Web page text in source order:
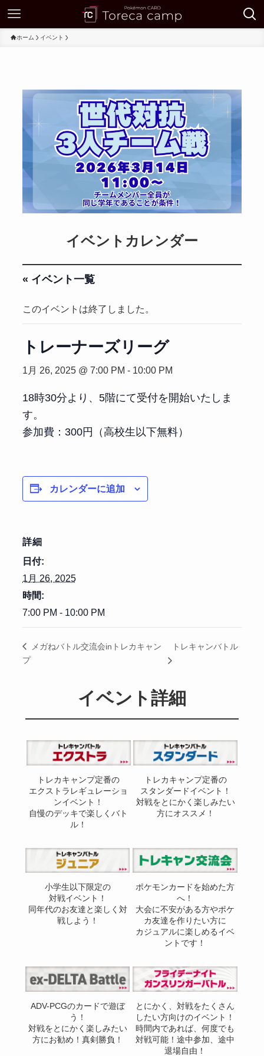
ホーム イベント
イベントカレンダー
« イベント一覧
このイベントは終了しました。
トレーナーズリーグ
1月 26, 2025 @ 7:00 PM - 10:00 PM
18時30分より、5階にて受付を開始いたしま
す。
参加費：300円（高校生以下無料）
カレンダーに追加
詳細
日付:
1月 26, 2025
時間:
7:00 PM - 10:00 PM
メガねバトル交流会inトレカキャン
プ
トレキャンバトル
イベント詳細
トレカキャンプ定番の
エクストラレギュレーショ
ンイベント！
自慢のデッキで楽しくバト
ル！
トレカキャンプ定番の
スタンダードイベント！
対戦をとにかく楽しみたい
方にオススメ！
小学生以下限定の
対戦イベント！
同年代のお友達と楽しく対
戦しよう！
ポケモンカードを始めた方
へ！
大会に不安がある方やポケ
カ友達を作りたい方に
カジュアルに楽しめるイベ
ントです！
ADV-PCGのカードで遊ぼ
う！
対戦をとにかく楽しみたい
方にお勧め！真剣勝負！
とにかく、対戦をたくさん
したい方向けのイベント！
時間内であれば、何度でも
対戦可能！途中参加、途中
退場自由！